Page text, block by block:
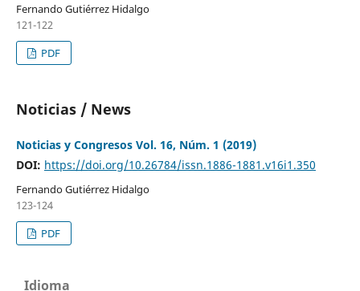
Fernando Gutiérrez Hidalgo
121-122
PDF
Noticias / News
Noticias y Congresos Vol. 16, Núm. 1 (2019)
DOI: https://doi.org/10.26784/issn.1886-1881.v16i1.350
Fernando Gutiérrez Hidalgo
123-124
PDF
Idioma